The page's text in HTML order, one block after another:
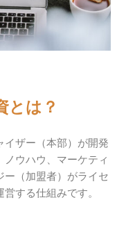
とは？
イザー（本部）が開発
ウハウ、マーケティ
ー（加盟者）がライセ
する仕組みです。